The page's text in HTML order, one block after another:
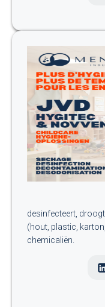
desinfecteert,
(hout, plastic,
chemicaliën.